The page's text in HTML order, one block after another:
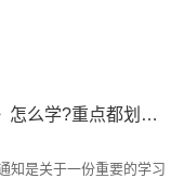
【主题教育微课堂】这本《学习纲要》怎么学?重点都划出来了
知是关于一份重要的学习